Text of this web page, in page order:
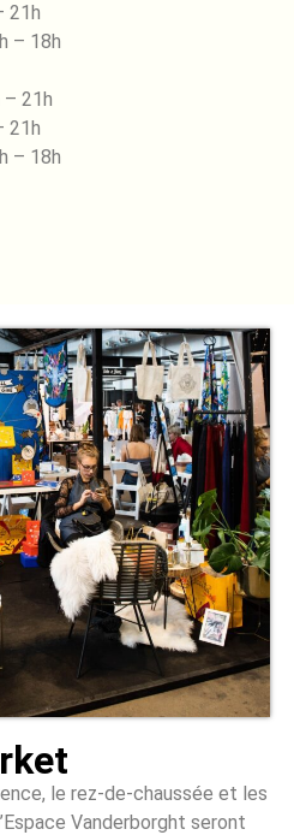
21h
– 18h
21h
21h
– 18h
le rez-de-chaussée et les
Vanderborght seront